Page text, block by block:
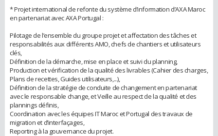
* Projet international de refonte du système d’information d’AXA Maroc
en partenariat avec AXA Portugal :
Pilotage de l’ensemble du groupe projet et affectation des tâches et
responsabilités aux différents AMO, chefs de chantiers et utilisateurs
clés,
Définition de la démarche, mise en place et suivi du planning,
Production et vérification de la qualité des livrables (Cahier des charges,
Plans de recettes, Guides utilisateurs,...),
Définition de la stratégie de conduite de changement en partenariat
avec le responsable change, et Veille au respect de la qualité et des
plannings définis,
Coordination avec les équipes IT Maroc et Portugal des travaux de
migration et d’interfaçages,
Reporting à la gouvernance du projet.